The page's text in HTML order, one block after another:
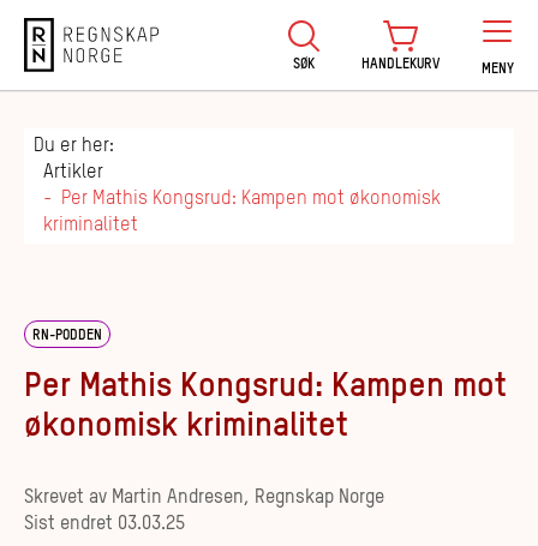
Regnskap Norge
SØK HANDLEKURV MENY
Du er her:
Artikler
Per Mathis Kongsrud: Kampen mot økonomisk
kriminalitet
RN-PODDEN
Per Mathis Kongsrud: Kampen mot
økonomisk kriminalitet
Skrevet av Martin Andresen, Regnskap Norge
Sist endret 03.03.25